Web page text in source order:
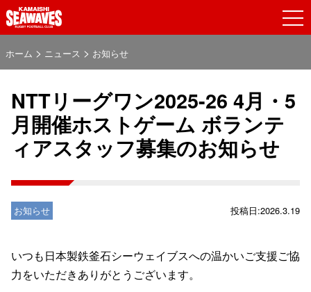
ホーム > ニュース > お知らせ
NTTリーグワン2025-26 4月・5
月開催ホストゲーム ボランテ
ィアスタッフ募集のお知らせ
お知らせ 投稿日:2026.3.19
いつも日本製鉄釜石シーウェイブスへの温かいご支援ご協
力をいただきありがとうございます。